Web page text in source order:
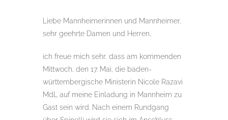
Liebe Mannheimerinnen und Mannheimer,
sehr geehrte Damen und Herren,
ich freue mich sehr, dass am kommenden
Mittwoch, den 17. Mai, die baden-
württembergische Ministerin Nicole Razavi
MdL auf meine Einladung in Mannheim zu
Gast sein wird. Nach einem Rundgang